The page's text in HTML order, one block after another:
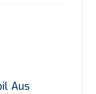
Aus